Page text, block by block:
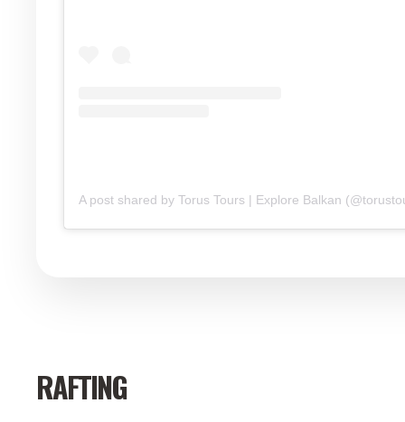
A post shared by Torus Tours | Explore Balkan
RAFTING